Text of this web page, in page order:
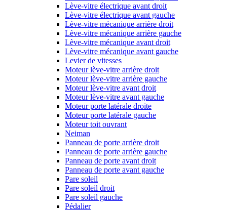
Lève-vitre électrique avant droit
Lève-vitre électrique avant gauche
Lève-vitre mécanique arrière droit
Lève-vitre mécanique arrière gauche
Lève-vitre mécanique avant droit
Lève-vitre mécanique avant gauche
Levier de vitesses
Moteur lève-vitre arrière droit
Moteur lève-vitre arrière gauche
Moteur lève-vitre avant droit
Moteur lève-vitre avant gauche
Moteur porte latérale droite
Moteur porte latérale gauche
Moteur toit ouvrant
Neiman
Panneau de porte arrière droit
Panneau de porte arrière gauche
Panneau de porte avant droit
Panneau de porte avant gauche
Pare soleil
Pare soleil droit
Pare soleil gauche
Pédalier